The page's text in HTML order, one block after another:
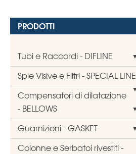
PRODOTTI
Tubi e Raccordi - DIFLINE
Spie Visive e Filtri - SPECIAL LINE
Compensatori di dilatazione
- BELLOWS
Guarnizioni - GASKET
Colonne e Serbatoi rivestiti -